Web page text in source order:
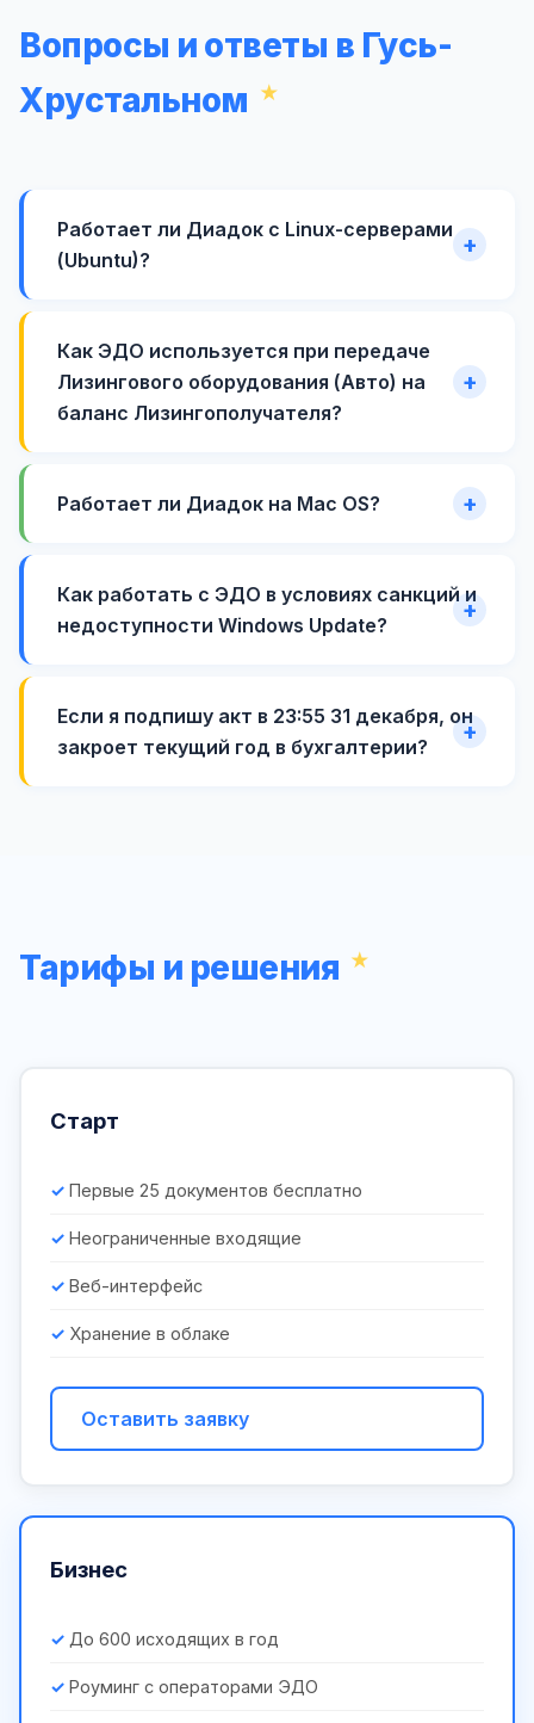
Вопросы и ответы в Гусь-
Хрустальном
Работает ли Диадок с Linux-серверами
(Ubuntu)?
Как ЭДО используется при передаче
Лизингового оборудования (Авто) на
баланс Лизингополучателя?
Работает ли Диадок на Mac OS?
Как работать с ЭДО в условиях санкций и
недоступности Windows Update?
Если я подпишу акт в 23:55 31 декабря, он
закроет текущий год в бухгалтерии?
Тарифы и решения
Старт
Первые 25 документов бесплатно
Неограниченные входящие
Веб-интерфейс
Хранение в облаке
Оставить заявку
Бизнес
До 600 исходящих в год
Роуминг с операторами ЭДО